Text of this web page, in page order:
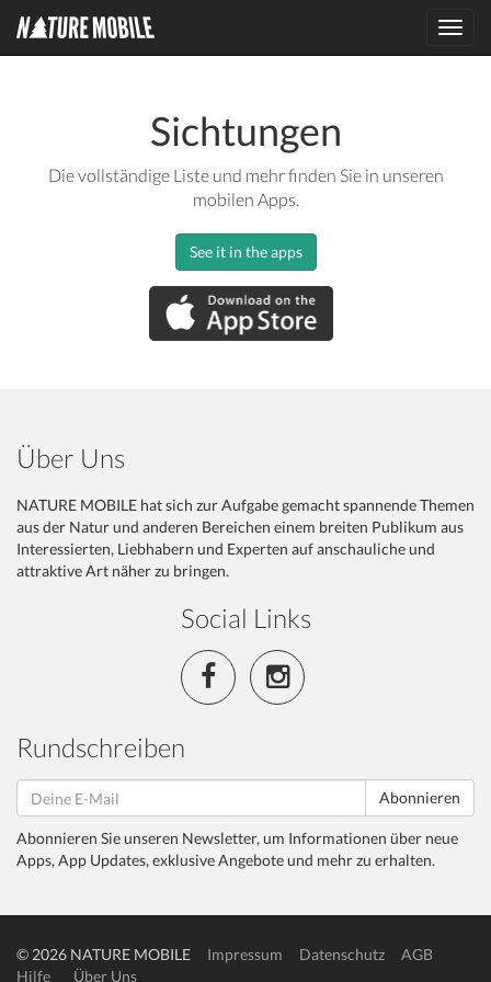
Sichtungen
Die vollständige Liste und mehr finden Sie in unseren
mobilen Apps.
See it in the apps
Über Uns
NATURE MOBILE hat sich zur Aufgabe gemacht spannende Themen
aus der Natur und anderen Bereichen einem breiten Publikum aus
Interessierten, Liebhabern und Experten auf anschauliche und
attraktive Art näher zu bringen.
Social Links
Rundschreiben
Abonnieren
Abonnieren Sie unseren Newsletter, um Informationen über neue
Apps, App Updates, exklusive Angebote und mehr zu erhalten.
© 2026 NATURE MOBILE Impressum Datenschutz
AGB
Hilfe
Über Uns